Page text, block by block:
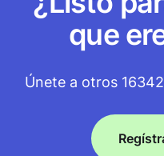
que
Únete a otros